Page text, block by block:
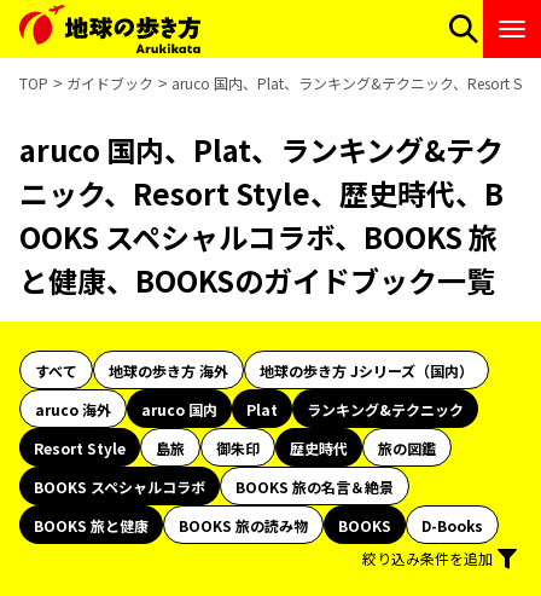
TOP ガイドブック aruco 国内、Plat、ランキング&テクニック、Resort
aruco 国内、Plat、ランキング&テク
ニック、Resort Style、歴史時代、B
OOKS スペシャルコラボ、BOOKS 旅
と健康、BOOKSのガイドブック一覧
すべて 地球の歩き方 海外
地球の歩き方 Jシリーズ（国内）
aruco 海外
aruco 国内 Plat
ランキング&テクニック
Resort Style
島旅 御朱印 歴史時代
旅の図鑑
BOOKS スペシャルコラボ
BOOKS 旅の名言＆絶景
BOOKS 旅と健康
BOOKS 旅の読み物 BOOKS
D-Books
絞り込み条件を追加